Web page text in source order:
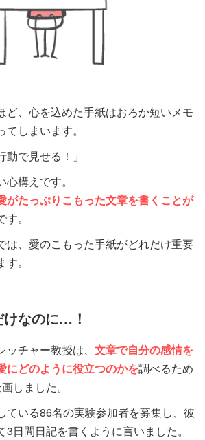
ど、心を込めた手紙はおろか短いメモ
しまいます。
動で見せる！」
構えです。
がたっぷりこもった文章を書くことが
す。
は、愛のこもった手紙がどれだけ重要
。
けなのに…！
チャー教授は、 文章で自分の感情を
にどのように役立つのかを調べるため
しました。
ている86名の実験参加者を募集し、彼
3日間日記を書くように言いました。